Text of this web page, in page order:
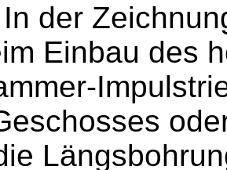
In der
Einbau des